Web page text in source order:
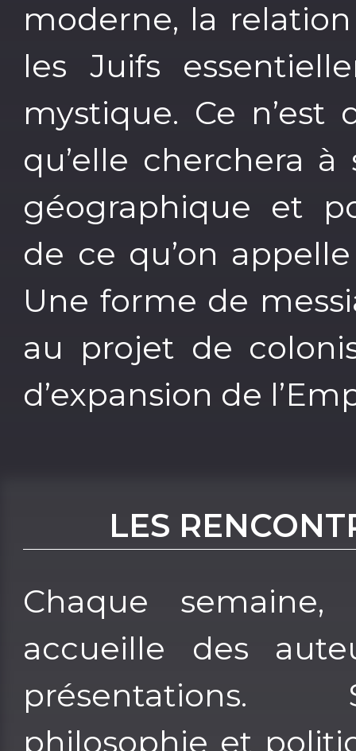
moderne, la
les Juifs
mystique. Ce n’est
qu’elle cherchera à
géographique et
de ce qu’on
Une forme de
au projet de
d’expansion de
LES
Chaque
accueille des
présentations.
philosophie et